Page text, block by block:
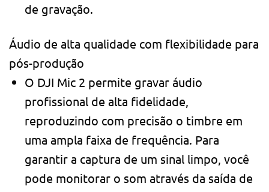
de gravação.
Áudio de alta qualidade com flexibilidade para
pós-produção
O DJI Mic 2 permite gravar áudio
profissional de alta fidelidade,
reproduzindo com precisão o timbre em
uma ampla faixa de frequência. Para
garantir a captura de um sinal limpo, você
pode monitorar o som através da saída de